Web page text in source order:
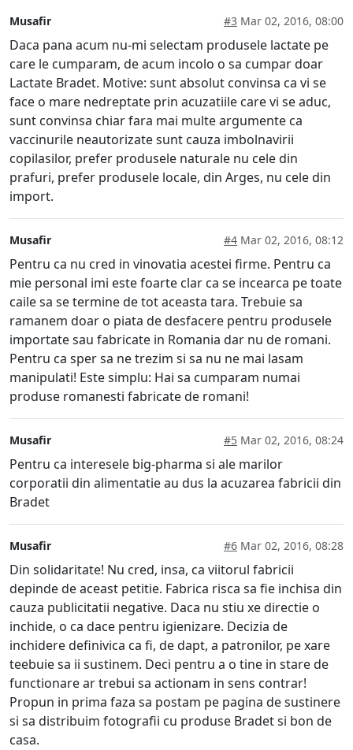
Musafir #3 Mar 02, 2016, 08:00
Daca pana acum nu-mi selectam produsele lactate pe
care le cumparam, de acum incolo o sa cumpar doar
Lactate Bradet. Motive: sunt absolut convinsa ca vi se
face o mare nedreptate prin acuzatiile care vi se aduc,
sunt convinsa chiar fara mai multe argumente ca
vaccinurile neautorizate sunt cauza imbolnavirii
copilasilor, prefer produsele naturale nu cele din
prafuri, prefer produsele locale, din Arges, nu cele din
import.
Musafir #4 Mar 02, 2016, 08:12
Pentru ca nu cred in vinovatia acestei firme. Pentru ca
mie personal imi este foarte clar ca se incearca pe toate
caile sa se termine de tot aceasta tara. Trebuie sa
ramanem doar o piata de desfacere pentru produsele
importate sau fabricate in Romania dar nu de romani.
Pentru ca sper sa ne trezim si sa nu ne mai lasam
manipulati! Este simplu: Hai sa cumparam numai
produse romanesti fabricate de romani!
Musafir #5 Mar 02, 2016, 08:24
Pentru ca interesele big-pharma si ale marilor
corporatii din alimentatie au dus la acuzarea fabricii din
Bradet
Musafir #6 Mar 02, 2016, 08:28
Din solidaritate! Nu cred, insa, ca viitorul fabricii
depinde de aceast petitie. Fabrica risca sa fie inchisa din
cauza publicitatii negative. Daca nu stiu xe directie o
inchide, o ca dace pentru igienizare. Decizia de
inchidere definivica ca fi, de dapt, a patronilor, pe xare
teebuie sa ii sustinem. Deci pentru a o tine in stare de
functionare ar trebui sa actionam in sens contrar!
Propun in prima faza sa postam pe pagina de sustinere
si sa distribuim fotografii cu produse Bradet si bon de
casa.